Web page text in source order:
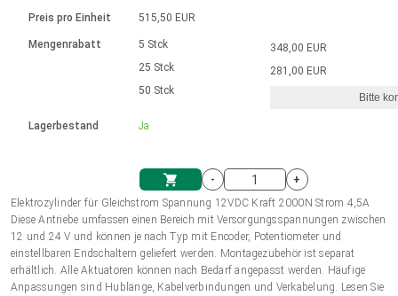
Einheitssystem
Einkaufswagen
Hubmagnete
230 - 50 Hz | 110 - 60 Hz
Drehzahlregelung für die AIS-Serie
Bürstenlose Gleichstrommotoren
mit Planetengetriebe und internem
Ø 28-42| 1-1400 rpm | <= 290Ncm
Bürstenlose DC Motor Controller
Gleichstrommotoren mit
Schneckengetriebe und Bürsten
Ø43-124mm | 31-425rpm | ≤ 41Nm
Treiber für Gleichstrommotoren mit
Synchron-Asynchron | für 1-4 Elektrozylinder
Synchron-Asynchron | für 1-4 Elektrozylinder
Français (EUR)
Polski (EUR)
Norsk (NOK)
Preis pro Einheit
Mengenrabatt
Lagerbestand
515,50 EUR
5 Stck
25 Stck
50 Stck
Ja
348,00 EUR
281,00 EUR
Bitte
-
+
Elektrozylinder für Gleichstrom Spannung 12VDC Kraft 2000N Strom 4,5A
Diese Antriebe umfassen einen Bereich mit Versorgungsspannungen zwischen
12 und 24 V und können je nach Typ mit Encoder, Potentiometer und
einstellbaren Endschaltern geliefert werden. Montagezubehör ist separat
erhältlich. Alle Aktuatoren können nach Bedarf angepasst werden. Häufige
Anpassungen sind Hublänge, Kabelverbindungen und Verkabelung. Lesen Sie